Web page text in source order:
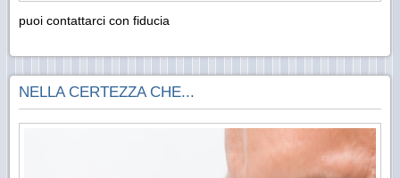
puoi contattarci con fiducia
NELLA CERTEZZA CHE...